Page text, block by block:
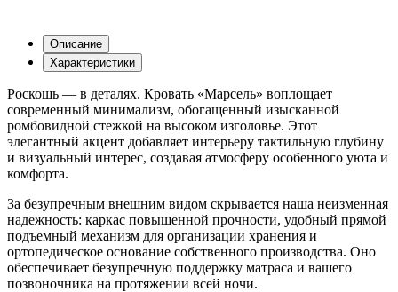
Описание
Характеристики
Роскошь — в деталях. Кровать «Марсель» воплощает
современный минимализм, обогащенный изысканной
ромбовидной стежкой на высоком изголовье. Этот
элегантный акцент добавляет интерьеру тактильную глубину
и визуальный интерес, создавая атмосферу особенного уюта и
комфорта.
За безупречным внешним видом скрывается наша неизменная
надежность: каркас повышенной прочности, удобный прямой
подъемный механизм для организации хранения и
ортопедическое основание собственного производства. Оно
обеспечивает безупречную поддержку матраса и вашего
позвоночника на протяжении всей ночи.